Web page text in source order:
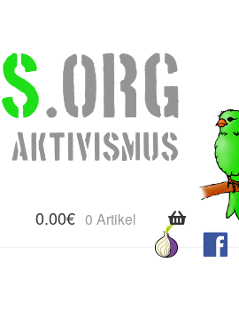
0.00€ 0 Artikel